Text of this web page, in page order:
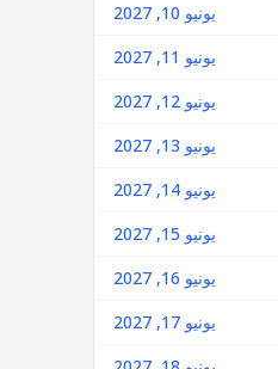
يونيو 10, 2027
يونيو 11, 2027
يونيو 12, 2027
يونيو 13, 2027
يونيو 14, 2027
يونيو 15, 2027
يونيو 16, 2027
يونيو 17, 2027